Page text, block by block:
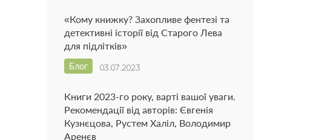
«Кому книжку? Захопливе фентезі та
детективні історії від Старого Лева
для підлітків»
03.07.2023
Блог
Книги 2023-го року, варті вашої уваги.
Рекомендації від авторів: Євгенія
Кузнєцова, Рустем Халіл, Володимир
Аренєв